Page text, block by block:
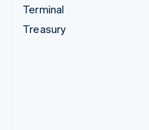
Terminal
Treasury